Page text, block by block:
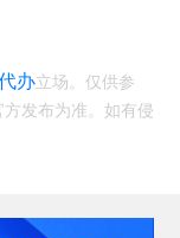
办立场。仅供参
发布为准。如有侵